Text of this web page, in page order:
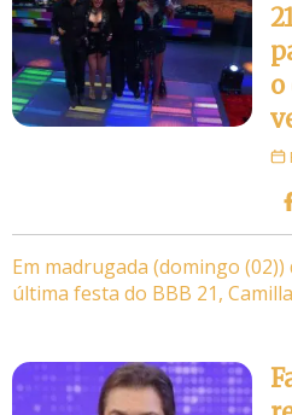
o
Em madrugada (domingo
última festa do BBB 21,